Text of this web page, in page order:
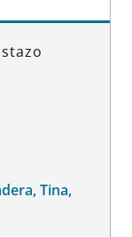
Tina,